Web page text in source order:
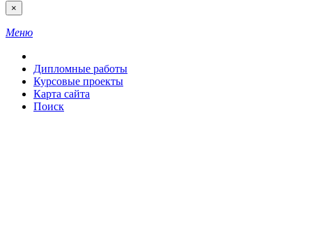
×
Меню
Дипломные работы
Курсовые проекты
Карта сайта
Поиск